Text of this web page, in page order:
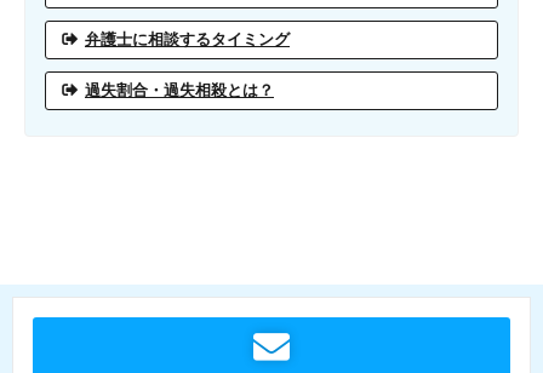
弁護士に相談するタイミング
過失割合・過失相殺とは？